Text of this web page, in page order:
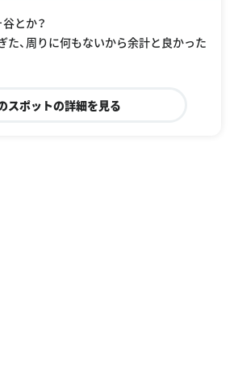
とか？
た、周りに何もないから余計と良かった
スポットの詳細を見る